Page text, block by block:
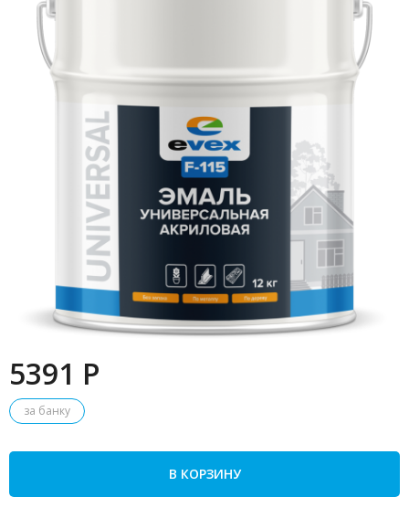
5391 P
за банку
В КОРЗИНУ